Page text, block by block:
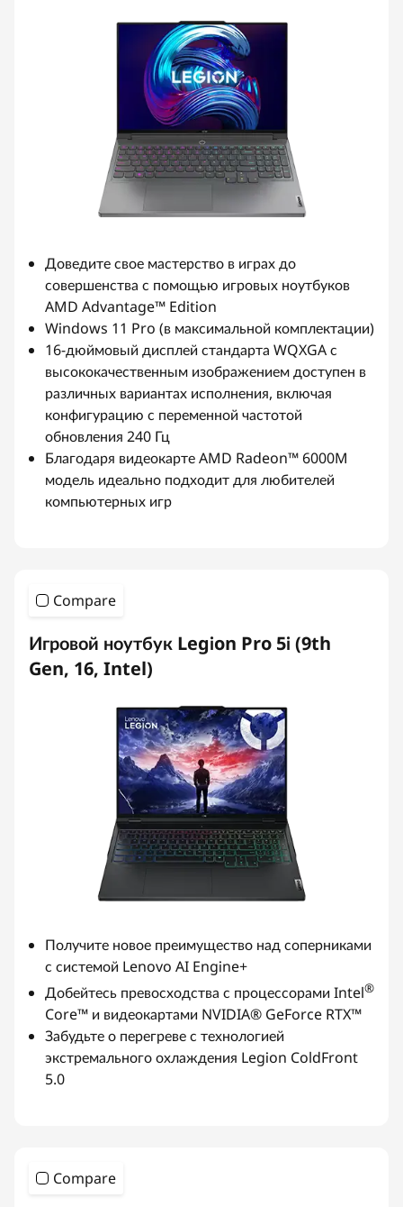
Доведите свое мастерство в играх до
совершенства с помощью игровых ноутбуков
AMD Advantage™ Edition
Windows 11 Pro (в максимальной комплектации)
16-дюймовый дисплей стандарта WQXGA с
высококачественным изображением доступен в
различных вариантах исполнения, включая
конфигурацию с переменной частотой
обновления 240 Гц
Благодаря видеокарте AMD Radeon™ 6000M
модель идеально подходит для любителей
компьютерных игр
Compare
Игровой ноутбук Legion Pro 5i (9th
Gen, 16, Intel)
Получите новое преимущество над соперниками
с системой Lenovo AI Engine+
Добейтесь превосходства с процессорами Intel®
Core™ и видеокартами NVIDIA® GeForce RTX™
Забудьте о перегреве с технологией
экстремального охлаждения Legion ColdFront
5.0
Compare